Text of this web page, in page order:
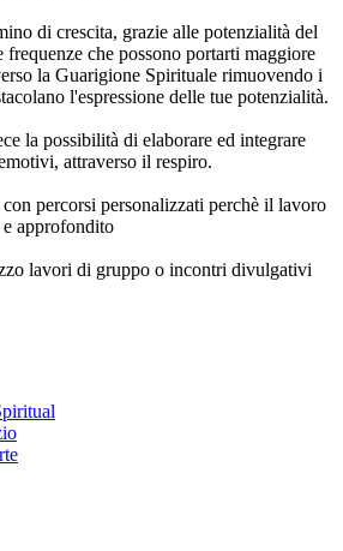
di crescita, grazie alle potenzialità del
frequenze che possono portarti maggiore
la Guarigione Spirituale rimuovendo i
l'espressione delle tue potenzialità.
la possibilità di elaborare ed integrare
attraverso il respiro.
percorsi personalizzati perchè il lavoro
e approfondito
lavori di gruppo o incontri divulgativi